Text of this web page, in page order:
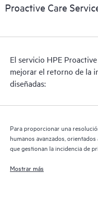
y empresariales.
HPE Proactive Care
proporcionándote una lista
infraestructura con
en los niveles de revisión
Proactive Care, que
proporciona informes
a identificar las
Proactive Care
El servicio HPE
mejorar el retorno de la
diseñadas:
Para proporcionar una
humanos avanzados,
que gestionan la incidencia de
Mostrar más